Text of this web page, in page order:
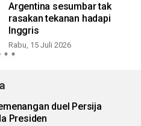
Argentina sesumbar tak
rasakan tekanan hadapi
Inggris
Rabu, 15 Juli 2026
duel Persija
Presiden